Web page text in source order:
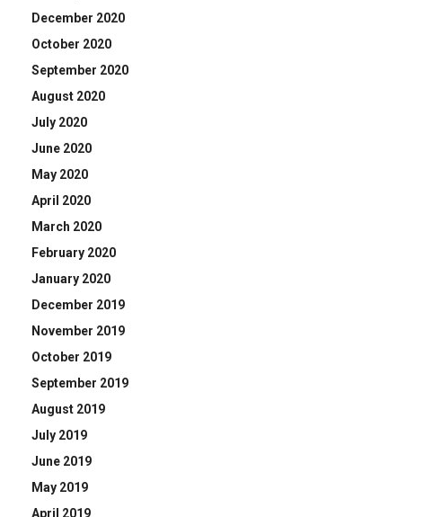
December 2020
October 2020
September 2020
August 2020
July 2020
June 2020
May 2020
April 2020
March 2020
February 2020
January 2020
December 2019
November 2019
October 2019
September 2019
August 2019
July 2019
June 2019
May 2019
April 2019